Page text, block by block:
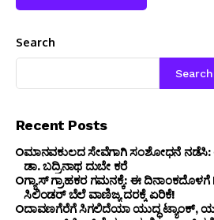
Search
Search
Recent Posts
ಮಾನವಕುಲದ ಸೇವೆಗಾಗಿ ಸಂಶೋಧನೆ
ಡಾ. ಬದ್ರಿನಾಥ ದುಬೇ ಕರೆ
ಗ್ಯಾಸ್ ಗ್ರಾಹಕರ ಗಮನಕ್ಕೆ: ಈ ದಿನಾಂಕದೊಳಗೆ
ಸಿಲಿಂಡರ್ ಬೆಲೆ ವಾಣಿಜ್ಯ ದರಕ್ಕೆ ಏರಿಕೆ!
ದಾವಣಗೆರೆಗೆ ಸಿಗಲಿದೆಯಾ ಯುದ್ಧ ಟ್ಯಾಂಕ್,